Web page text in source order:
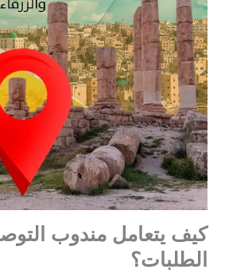
كيف يتعامل مندوب
الطلبات؟